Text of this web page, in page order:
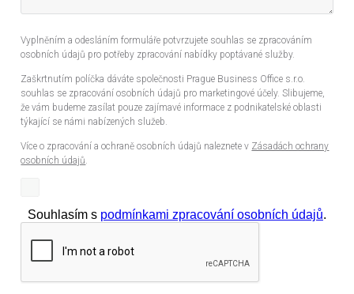
Vyplněním a odesláním formuláře potvrzujete souhlas se zpracováním
osobních údajů pro potřeby zpracování nabídky poptávané služby.
Zaškrtnutím políčka dáváte společnosti Prague Business Office s.r.o.
souhlas se zpracování osobních údajů pro marketingové účely. Slibujeme,
že vám budeme zasílat pouze zajímavé informace z podnikatelské oblasti
týkající se námi nabízených služeb.
Více o zpracování a ochraně osobních údajů naleznete v Zásadách ochrany
osobních údajů.
Souhlasím s podmínkami zpracování osobních údajů.